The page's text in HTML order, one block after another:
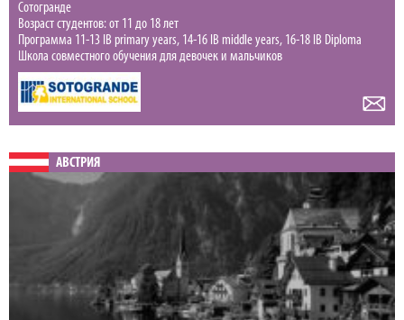
Сотогранде
Возраст студентов: от 11 до 18 лет
Программа 11-13 IB primary years, 14-16 IB middle years, 16-18 IB Diploma
Школа совместного обучения для девочек и мальчиков
АВСТРИЯ